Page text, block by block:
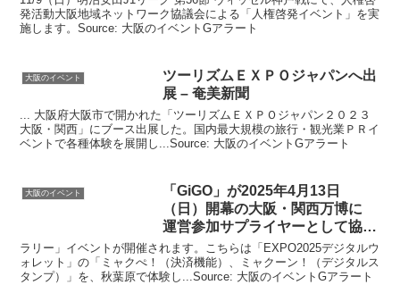
発活動大阪地域ネットワーク協議会による「人権啓発イベント」を実
施します。Source: 大阪のイベントGアラート
大阪のイベント
ツーリズムＥＸＰＯジャパンへ出
展 – 奄美新聞
... 大阪府大阪市で開かれた「ツーリズムＥＸＰＯジャパン２０２３
大阪・関西」にブース出展した。国内最大規模の旅行・観光業ＰＲイ
ベントで各種体験を展開し...Source: 大阪のイベントGアラート
大阪のイベント
「GiGO」が2025年4月13日
（日）開幕の大阪 ・関西万博に
運営参加サプライヤーとして協
賛！
ラリー」イベントが開催されます。こちらは「EXPO2025デジタルウ
ォレット」の「ミャクぺ！（決済機能）、ミャクーン！（デジタルス
タンプ）」を、秋葉原で体験し...Source: 大阪のイベントGアラート